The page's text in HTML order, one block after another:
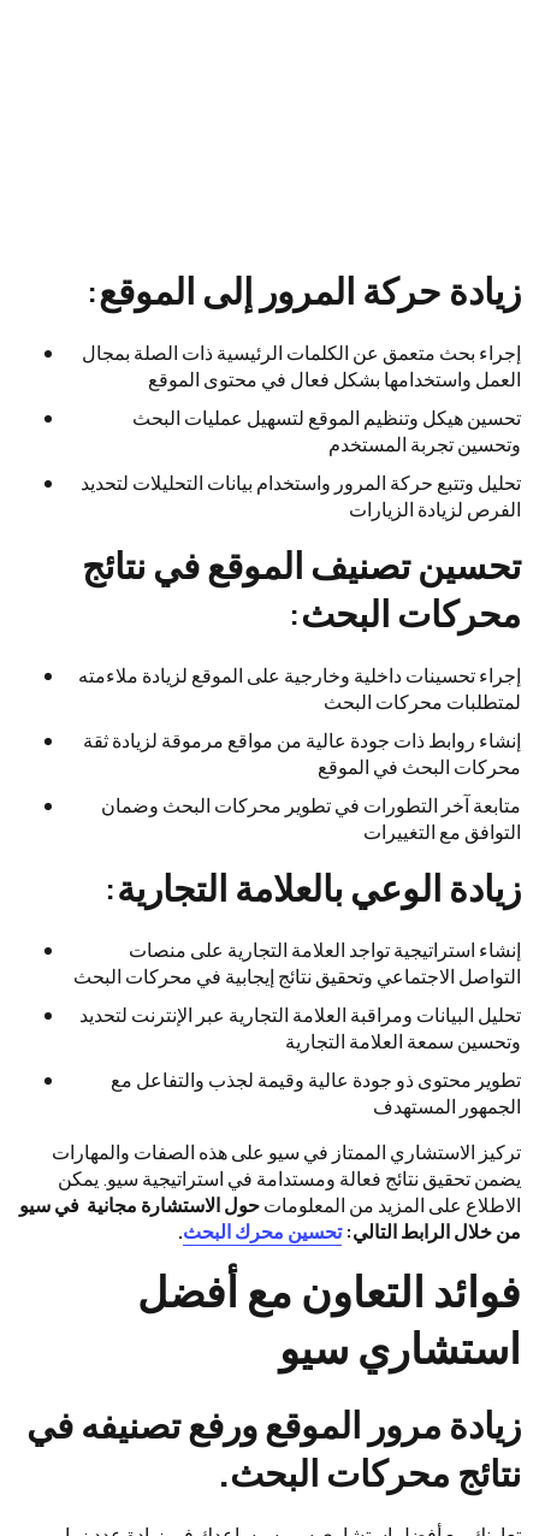
زيادة حركة المرور إلى الموقع:
إجراء بحث متعمق عن الكلمات الرئيسية ذات الصلة بمجال
العمل واستخدامها بشكل فعال في محتوى الموقع
تحسين هيكل وتنظيم الموقع لتسهيل عمليات البحث
وتحسين تجربة المستخدم
تحليل وتتبع حركة المرور واستخدام بيانات التحليلات لتحديد
الفرص لزيادة الزيارات
تحسين تصنيف الموقع في نتائج
محركات البحث:
إجراء تحسينات داخلية وخارجية على الموقع لزيادة ملاءمته
لمتطلبات محركات البحث
إنشاء روابط ذات جودة عالية من مواقع مرموقة لزيادة ثقة
محركات البحث في الموقع
متابعة آخر التطورات في تطوير محركات البحث وضمان
التوافق مع التغييرات
زيادة الوعي بالعلامة التجارية:
إنشاء استراتيجية تواجد العلامة التجارية على منصات
التواصل الاجتماعي وتحقيق نتائج إيجابية في محركات البحث
تحليل البيانات ومراقبة العلامة التجارية عبر الإنترنت لتحديد
وتحسين سمعة العلامة التجارية
تطوير محتوى ذو جودة عالية وقيمة لجذب والتفاعل مع
الجمهور المستهدف
تركيز الاستشاري الممتاز في سيو على هذه الصفات والمهارات
يضمن تحقيق نتائج فعالة ومستدامة في استراتيجية سيو. يمكن
الاطلاع على المزيد من المعلوماتحول الاستشارة مجانية في سيو
من خلال الرابط التالي:تحسين محرك البحث.
فوائد التعاون مع أفضل
استشاري سيو
زيادة مرور الموقع ورفع تصنيفه في
نتائج محركات البحث.